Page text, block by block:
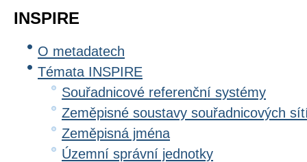
INSPIRE
O metadatech
Témata INSPIRE
Souřadnicové referenční systémy
Zeměpisné soustavy souřadnicových
Zeměpisná jména
Územní správní jednotky